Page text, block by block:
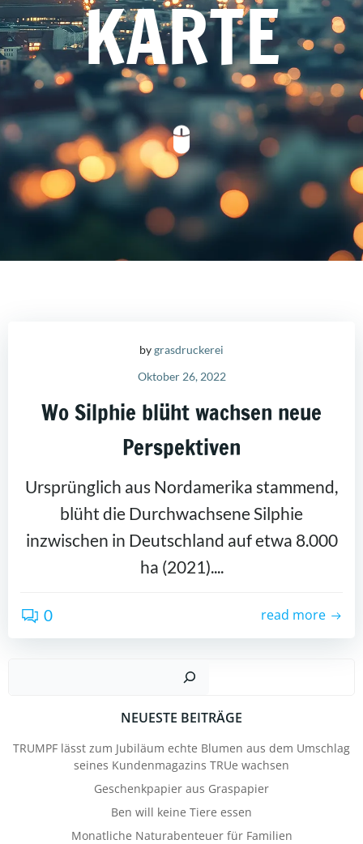
KARTE
bygrasdruckerei
Oktober 26, 2022
Wo Silphie blüht wachsen neue
Perspektiven
Ursprünglich aus Nordamerika stammend,
blüht die Durchwachsene Silphie
inzwischen in Deutschland auf etwa 8.000
ha (2021)....
0 read more
NEUESTE BEITRÄGE
TRUMPF lässt zum Jubiläum echte Blumen aus dem Umschlag
seines Kundenmagazins TRUe wachsen
Geschenkpapier aus Graspapier
Ben will keine Tiere essen
Monatliche Naturabenteuer für Familien